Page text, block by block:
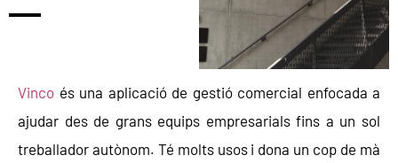
Vinco és una aplicació de gestió comercial enfocada a
ajudar des de grans equips empresarials fins a un sol
treballador autònom. Té molts usos i dona un cop de mà